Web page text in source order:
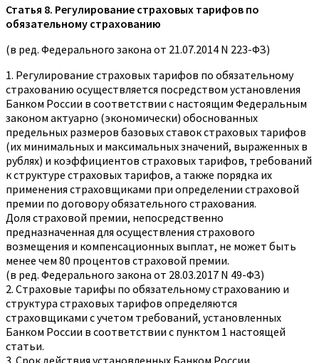
Статья 8. Регулирование страховых тарифов по
обязательному страхованию
(в ред. Федерального закона от 21.07.2014 N 223-ФЗ)
1. Регулирование страховых тарифов по обязательному
страхованию осуществляется посредством установления
Банком России в соответствии с настоящим Федеральным
законом актуарно (экономически) обоснованных
предельных размеров базовых ставок страховых тарифов
(их минимальных и максимальных значений, выраженных в
рублях) и коэффициентов страховых тарифов, требований
к структуре страховых тарифов, а также порядка их
применения страховщиками при определении страховой
премии по договору обязательного страхования.
Доля страховой премии, непосредственно
предназначенная для осуществления страхового
возмещения и компенсационных выплат, не может быть
менее чем 80 процентов страховой премии.
(в ред. Федерального закона от 28.03.2017 N 49-ФЗ)
2. Страховые тарифы по обязательному страхованию и
структура страховых тарифов определяются
страховщиками с учетом требований, установленных
Банком России в соответствии с пунктом 1 настоящей
статьи.
3. Срок действия установленных Банком России